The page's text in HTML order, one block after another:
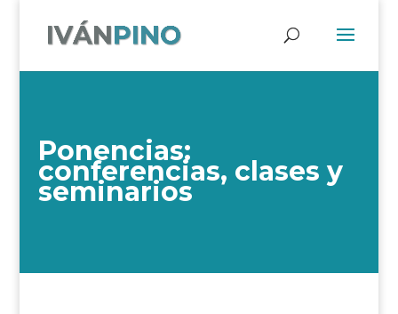
Ponencias:
conferencias, clases y
seminarios